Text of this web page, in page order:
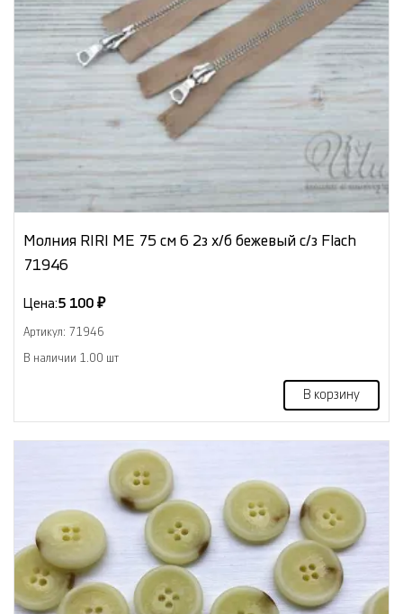
Молния RIRI МЕ 75 см 6 2з х/б бежевый с/з Flach
71946
Цена:5 100 ₽
Артикул: 71946
В наличии 1.00 шт
В корзину